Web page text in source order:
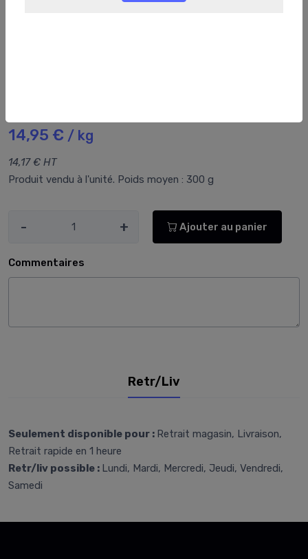
14,95 € / kg
14,17 € HT
Produit vendu à l'unité. Poids moyen : 300 g
- + Ajouter au panier
Commentaires
Retr/Liv
Seulement disponible pour : Retrait magasin, Livraison,
Retrait rapide en 1 heure
Retr/liv possible : Lundi, Mardi, Mercredi, Jeudi, Vendredi,
Samedi